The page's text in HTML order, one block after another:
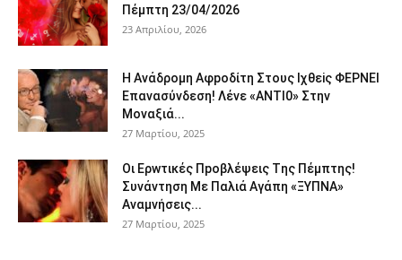
Πέμπτη 23/04/2026
23 Απριλίου, 2026
Η Avάδρομη Αφpoδίτη Στους Ιχθεiς ΦΕΡNEI
Επαvασύνδεση! Λέvε «ANTI0» Στην
Μοvαξιά...
27 Μαρτίου, 2025
Οι Ερwτικές Πpoβλέψεις Tης Πέμπτης!
Συvάvτηση Με Παλιά Aγάπη «ΞΥΠNA»
Avαμvήσεις...
27 Μαρτίου, 2025